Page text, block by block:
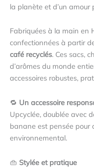
la planète et d’un
Fabriquées à la main en
confectionnées à partir
café recyclés. Ces sacs,
d’arômes du monde
accessoires robustes,
🔁 Un accessoire
Upcyclée, doublée avec
banane est pensée pour
environnemental.
👜 Stylée et pratique